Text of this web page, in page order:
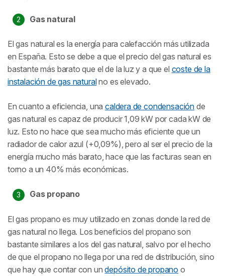
Gas natural
El gas natural es la energía para calefacción más utilizada
en España. Esto se debe a que el precio del gas natural es
bastante más barato que el de la luz y a que el coste de la
instalación de gas naturalno es elevado.
En cuanto a eficiencia, unacaldera de condensación de
gas natural es capaz de producir 1,09 kW por cada kW de
luz. Esto no hace que sea mucho más eficiente que un
radiador de calor azul (+0,09%), pero al ser el precio de la
energía mucho más barato, hace que las facturas sean en
torno a un 40% más económicas.
Gas propano
El gas propano es muy utilizado en zonas donde la red de
gas natural no llega. Los beneficios del propano son
bastante similares a los del gas natural, salvo por el hecho
de que el propano no llega por una red de distribución, sino
que hay que contar con undepósito de propano o